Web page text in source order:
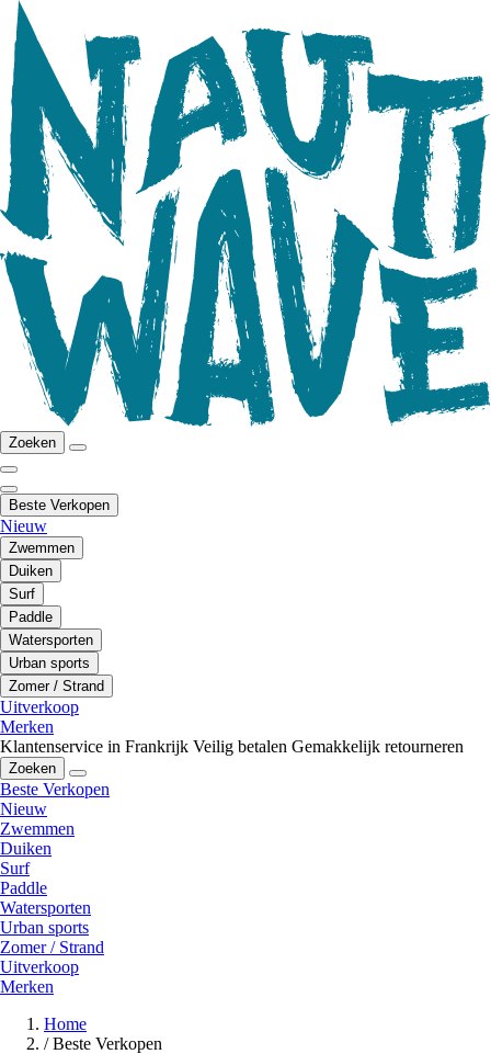
Zoeken
Beste Verkopen
Nieuw
Zwemmen
Duiken
Surf
Paddle
Watersporten
Urban sports
Zomer / Strand
Uitverkoop
Merken
Klantenservice in Frankrijk Veilig betalen Gemakkelijk retourneren
Zoeken
Beste Verkopen
Nieuw
Zwemmen
Duiken
Surf
Paddle
Watersporten
Urban sports
Zomer / Strand
Uitverkoop
Merken
Home
/ Beste Verkopen